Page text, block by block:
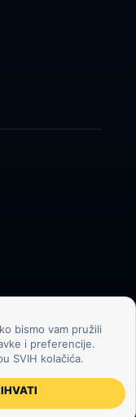
za znatiželjne
bismo vam pružili
i preferencije.
SVIH kolačića.